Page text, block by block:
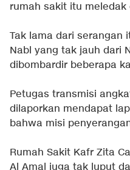
rumah sakit itu meledak
Tak lama dari serangan
Nabl yang tak jauh dari
dibombardir beberapa
Petugas transmisi
dilaporkan mendapat
bahwa misi
Rumah Sakit Kafr Zita